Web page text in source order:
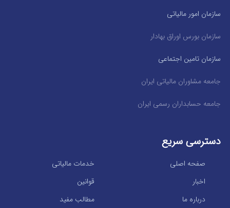
سازمان امور مالیاتی
سازمان بورس اوراق بهادار
سازمان تامین اجتماعی
جامعه مشاوران مالیاتی ایران
جامعه حسابداران رسمی ایران
دسترسی سریع
خدمات مالیاتی
صفحه اصلی
قوانین
اخبار
مطالب مفید
درباره ما